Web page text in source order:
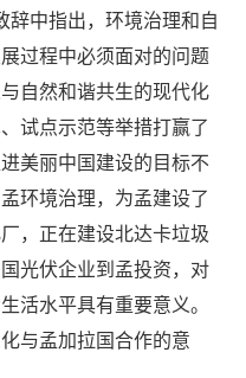
辞中指出，环境治理和自
过程中必须面对的问题
自然和谐共生的现代化
试点示范等举措打赢了
美丽中国建设的目标不
环境治理，为孟建设了
，正在建设北达卡垃圾
光伏企业到孟投资，对
活水平具有重要意义。
与孟加拉国合作的意